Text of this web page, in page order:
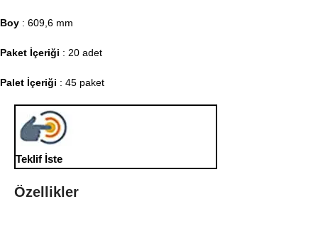
Boy : 609,6 mm
Paket İçeriği : 20 adet
Palet İçeriği : 45 paket
Teklif İste
Özellikler